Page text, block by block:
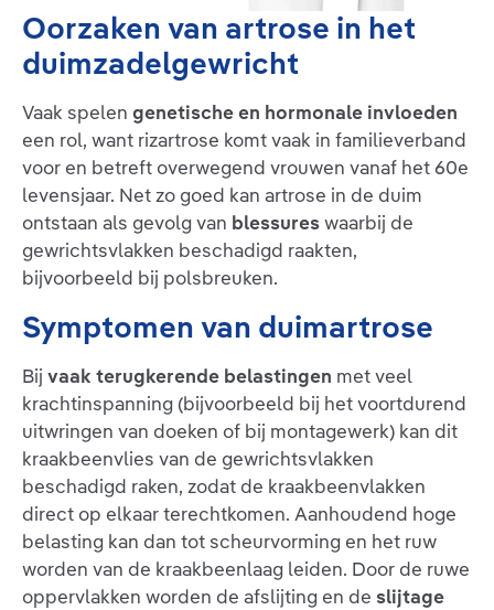
Oorzaken van artrose in het
duimzadelgewricht
Vaak spelen genetische en hormonale invloeden
een rol, want rizartrose komt vaak in familieverband
voor en betreft overwegend vrouwen vanaf het 60e
levensjaar. Net zo goed kan artrose in de duim
ontstaan als gevolg van blessureswaarbij de
gewrichtsvlakken beschadigd raakten,
bijvoorbeeld bij polsbreuken.
Symptomen van duimartrose
Bij vaak terugkerende belastingen met veel
krachtinspanning (bijvoorbeeld bij het voortdurend
uitwringen van doeken of bij montagewerk) kan dit
kraakbeenvlies van de gewrichtsvlakken
beschadigd raken, zodat de kraakbeenvlakken
direct op elkaar terechtkomen. Aanhoudend hoge
belasting kan dan tot scheurvorming en het ruw
worden van de kraakbeenlaag leiden. Door de ruwe
oppervlakken worden de afslijting en de slijtage